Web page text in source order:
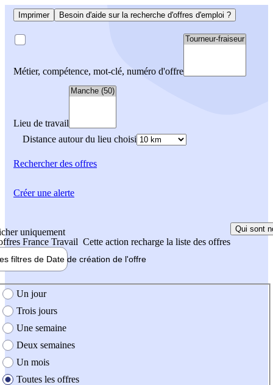
Imprimer Besoin d'aide sur la recherche d'offres d'emploi ?
Métier, compétence, mot-clé, numéro d'offre
Lieu de travail
Distance autour du lieu choisi
Rechercherdes offres
uniquement
France Travail Cette action recharge la liste des offres
Qui sont
filtres de Date de création de l'offre
création de l'offre
Un jour
Trois jours
Une semaine
Deux semaines
Un mois
Toutes les offres
Créer une alerte